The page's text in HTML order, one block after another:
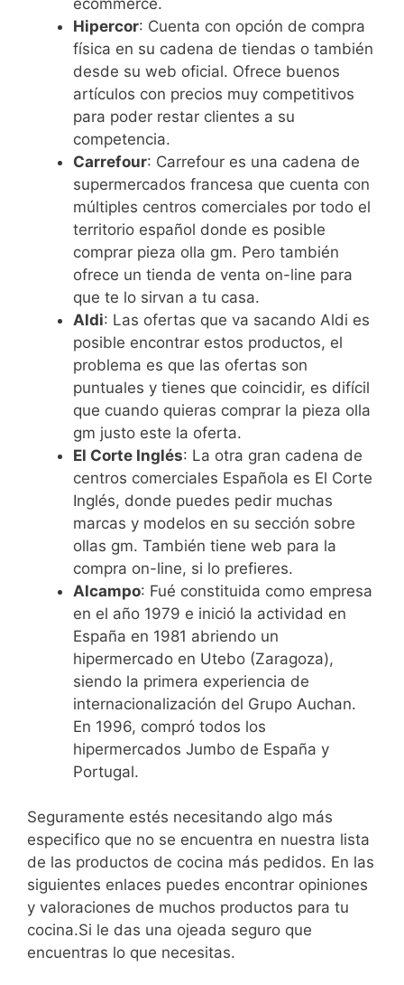
Hipercor: Cuenta con opción de compra
física en su cadena de tiendas o también
desde su web oficial. Ofrece buenos
artículos con precios muy competitivos
para poder restar clientes a su
competencia.
Carrefour: Carrefour es una cadena de
supermercados francesa que cuenta con
múltiples centros comerciales por todo el
territorio español donde es posible
comprar pieza olla gm. Pero también
ofrece un tienda de venta on-line para
que te lo sirvan a tu casa.
Aldi: Las ofertas que va sacando Aldi es
posible encontrar estos productos, el
problema es que las ofertas son
puntuales y tienes que coincidir, es difícil
que cuando quieras comprar la pieza olla
gm justo este la oferta.
El Corte Inglés: La otra gran cadena de
centros comerciales Española es El Corte
Inglés, donde puedes pedir muchas
marcas y modelos en su sección sobre
ollas gm. También tiene web para la
compra on-line, si lo prefieres.
Alcampo: Fué constituida como empresa
en el año 1979 e inició la actividad en
España en 1981 abriendo un
hipermercado en Utebo (Zaragoza),
siendo la primera experiencia de
internacionalización del Grupo Auchan.
En 1996, compró todos los
hipermercados Jumbo de España y
Portugal.
Seguramente estés necesitando algo más
especifico que no se encuentra en nuestra lista
de las productos de cocina más pedidos. En las
siguientes enlaces puedes encontrar opiniones
y valoraciones de muchos productos para tu
cocina.Si le das una ojeada seguro que
encuentras lo que necesitas.